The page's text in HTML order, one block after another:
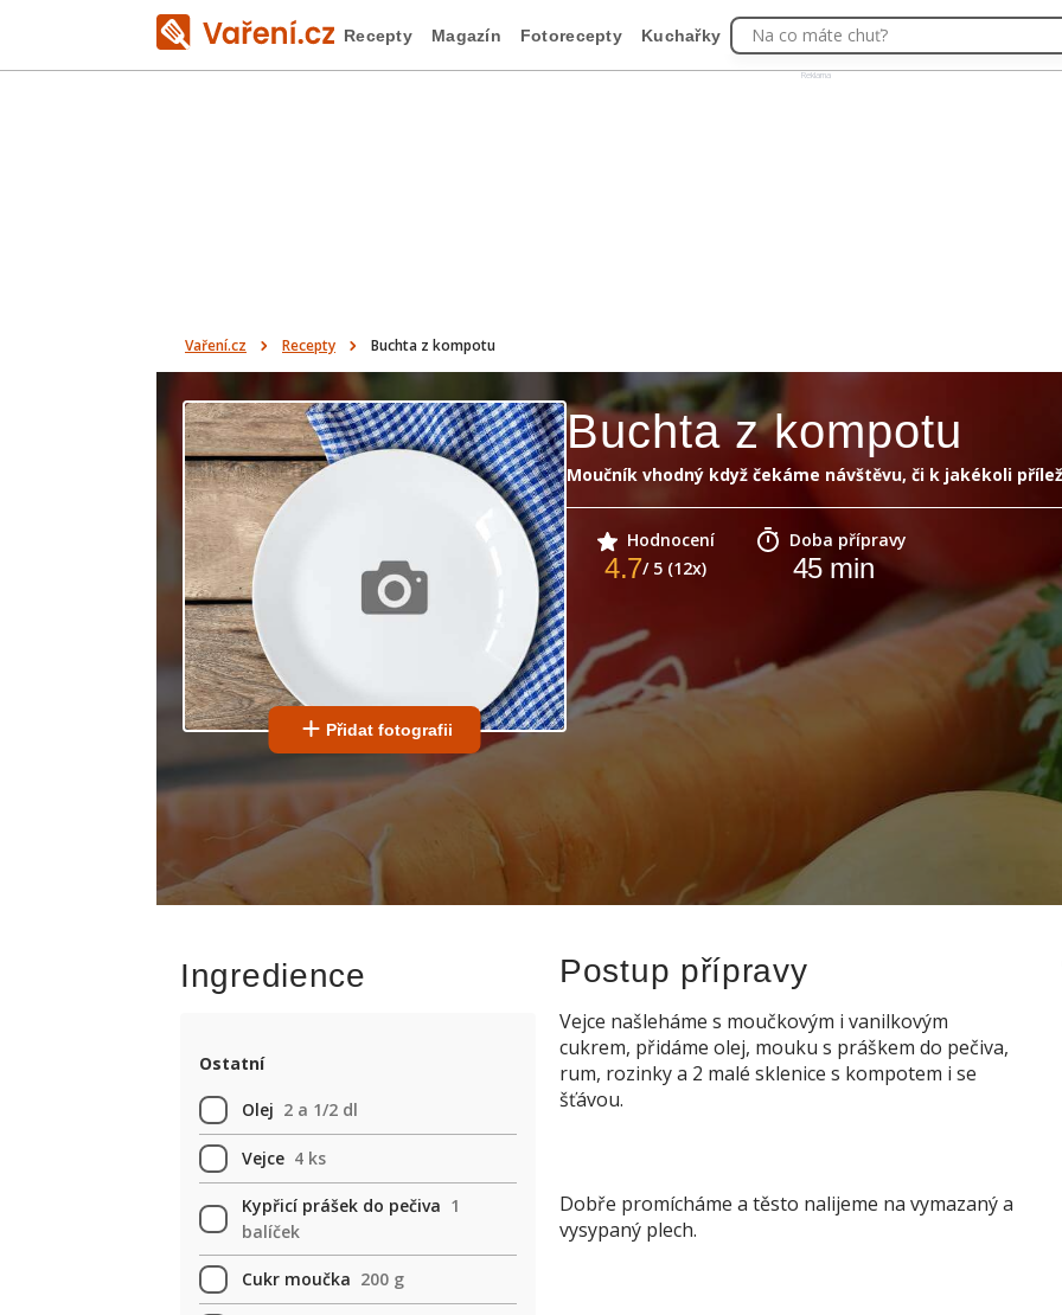
Reklama
Recepty Magazín Fotorecepty Kuchařky Na co máte chuť?
Vaření.cz Recepty Buchta z kompotu
Přidat fotografii
Buchta z kompotu
Moučník vhodný když čekáme návštěvu, či k jakékoli
Hodnocení
4.7/ 5 (12x)
Doba přípravy
45min
Ingredience
Ostatní
Olej 2 a 1/2 dl
Vejce 4 ks
Kypřicí prášek do pečiva 1
balíček
Cukr moučka 200 g
Postup přípravy
Vejce našleháme s moučkovým i vanilkovým
cukrem, přidáme olej, mouku s práškem do pečiva,
rum, rozinky a 2 malé sklenice s kompotem i se
šťávou.
Dobře promícháme a těsto nalijeme na vymazaný a
vysypaný plech.